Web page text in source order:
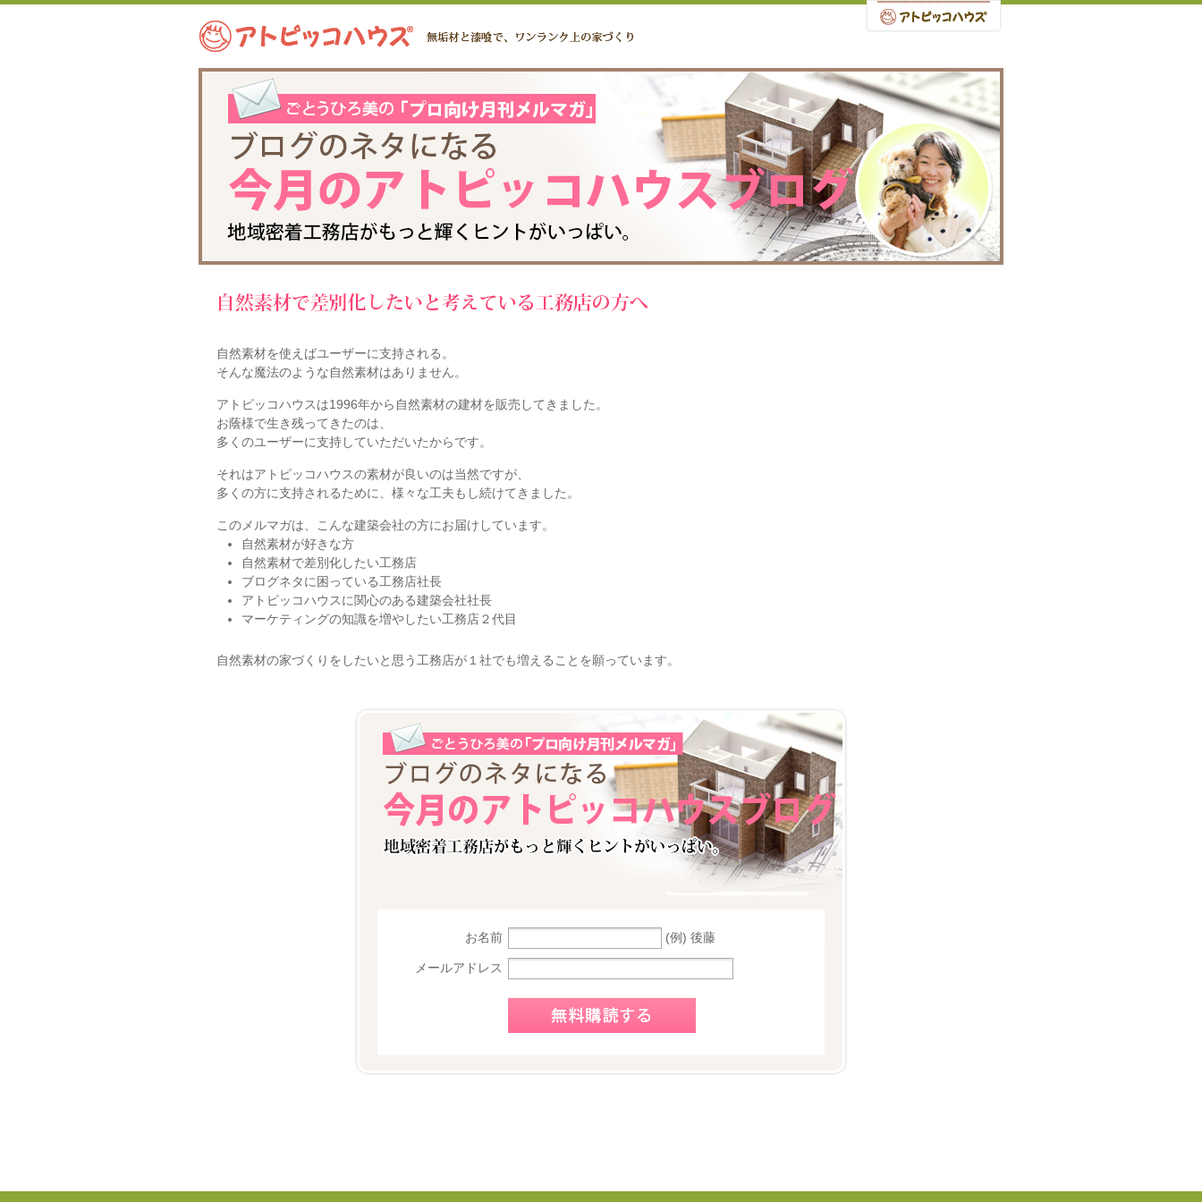
自然素材を使えばユーザーに支持される。
そんな魔法のような自然素材はありません。
アトピッコハウスは1996年から自然素材の建材を販売してきました。
お蔭様で生き残ってきたのは、
多くのユーザーに支持していただいたからです。
それはアトピッコハウスの素材が良いのは当然ですが、
多くの方に支持されるために、様々な工夫もし続けてきました。
このメルマガは、こんな建築会社の方にお届けしています。
自然素材が好きな方
自然素材で差別化したい工務店
ブログネタに困っている工務店社長
アトピッコハウスに関心のある建築会社社長
マーケティングの知識を増やしたい工務店２代目
自然素材の家づくりをしたいと思う工務店が１社でも増えることを願っています。
お名前 (例) 後藤
メールアドレス